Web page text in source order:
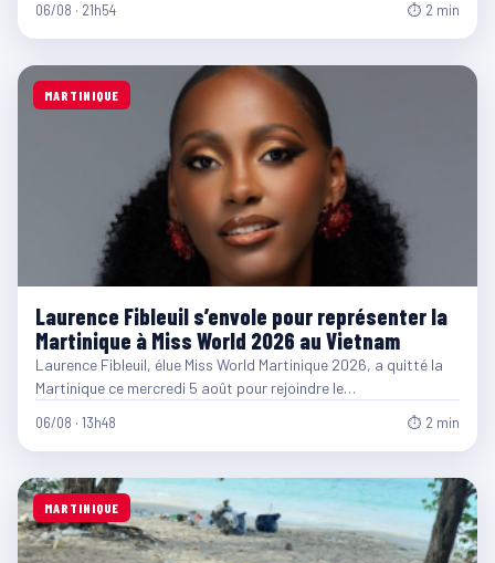
06/08 · 21h54 ⏱ 2 min
MARTINIQUE
Laurence Fibleuil s’envole pour représenter la
Martinique à Miss World 2026 au Vietnam
Laurence Fibleuil, élue Miss World Martinique 2026, a quitté la
Martinique ce mercredi 5 août pour rejoindre le…
06/08 · 13h48 ⏱ 2 min
MARTINIQUE